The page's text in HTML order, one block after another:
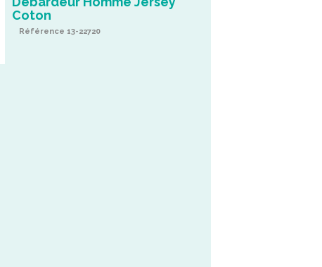
Coton
Référence 13-22720